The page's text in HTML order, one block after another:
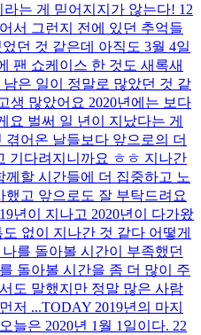
는 게 믿어지지가 않는다! 12
서 그런지 전에 있던 추억들
던 것 같은데 아직도 3월 4일
팬 쇼케이스 한 것도 새록새
은 일이 정말로 많았던 것 같
생 많았어요 2020년에는 보다
요 벌써 일 년이 지났다는 게
어온 날들보다 앞으로의 더
기다려지니까요 ㅎㅎ 지나간
할 시간들에 더 집중하고 노
고 앞으로도 잘 부탁드려요
년이 지나고 2020년이 다가왔
없이 지나간 것 같다 어떻게
를 돌아볼 시간이 부족했던
돌아볼 시간을 좀 더 많이 주
도 말했지만 정말 많은 사람
저 ...TODAY 2019년의 마지
늘은 2020년 1월 1일이다. 22